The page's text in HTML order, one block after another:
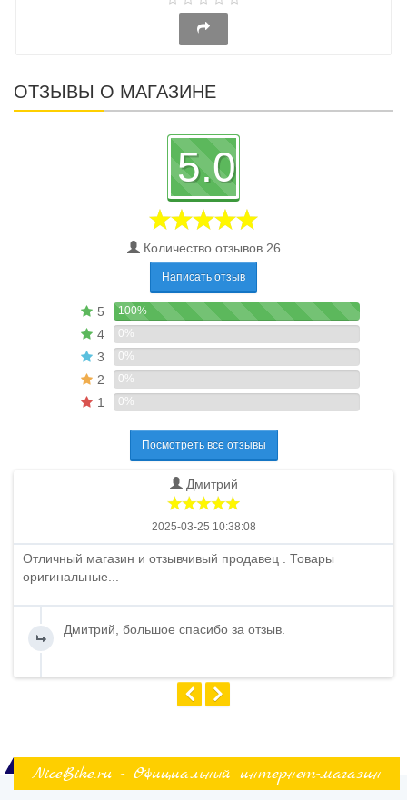
ОТЗЫВЫ О МАГАЗИНЕ
5.0
Количество отзывов 26
Написать отзыв
5 100%
4 0%
3 0%
2 0%
1 0%
Посмотреть все отзывы
Дмитрий
2025-03-25 10:38:08
Отличный магазин и отзывчивый продавец . Товары
оригинальные...
Дмитрий, большое спасибо за отзыв.
NiceBike.ru - Официальный интернет-магазин